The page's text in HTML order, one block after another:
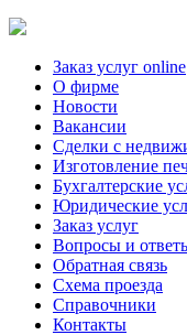
Заказ услуг online
О фирме
Новости
Вакансии
Сделки с
Изготовление
Бухгалтерские
Юридические
Заказ услуг
Вопросы и
Обратная связь
Схема проезда
Справочники
Контакты